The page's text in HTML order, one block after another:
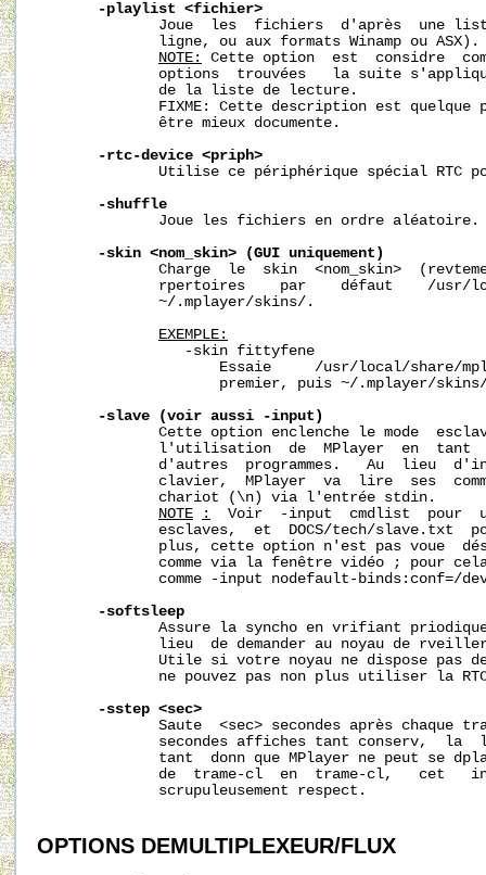
-playlist <fichier>
Joue  les  fichiers  d'après  une
              ligne, ou aux formats Winamp ou ASX).
NOTE:
Cette option  est  considre
options  trouvées   la suite
              de la liste de lecture.
FIXME: Cette description est quelque
              être mieux documente.
-rtc-device <priph>
Utilise ce périphérique spécial RTC
-shuffle
              Joue les fichiers en ordre aléatoire.
-skin <nom_skin> (GUI uniquement)
Charge  le  skin  <nom_skin>
rpertoires    par    défaut    /usr/
~/.mplayer/skins/.
EXEMPLE:
                 -skin fittyfene
Essaie     /usr/local/share/
                     premier, puis
~/.mplayer/
-slave
(voir aussi
-input)
Cette option enclenche le mode
l'utilisation  de  MPlayer  en  tant
d'autres  programmes.   Au  lieu
clavier,  MPlayer  va  lire  ses
              chariot (\n) via l'entrée stdin.
NOTE
:
Voir  -input  cmdlist  pour
esclaves,  et  DOCS/tech/slave.txt
plus, cette option n'est pas voue
comme via la fenêtre vidéo ; pour
comme -input nodefault-binds:conf=/
-softsleep
Assure la syncho en vrifiant
lieu  de demander au noyau de
Utile si votre noyau ne dispose pas
ne pouvez pas non plus utiliser la
-sstep <sec>
Saute  <sec> secondes après chaque
secondes affiches tant conserv,  la
tant  donn que MPlayer ne peut se
de  trame-cl  en  trame-cl,   cet
              scrupuleusement respect.
OPTIONS DEMULTIPLEXEUR/FLUX